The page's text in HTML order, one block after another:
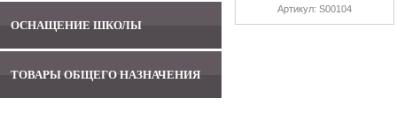
ОСНАЩЕНИЕ ШКОЛЫ
ТОВАРЫ ОБЩЕГО НАЗНАЧЕНИЯ
Артикул: S00104